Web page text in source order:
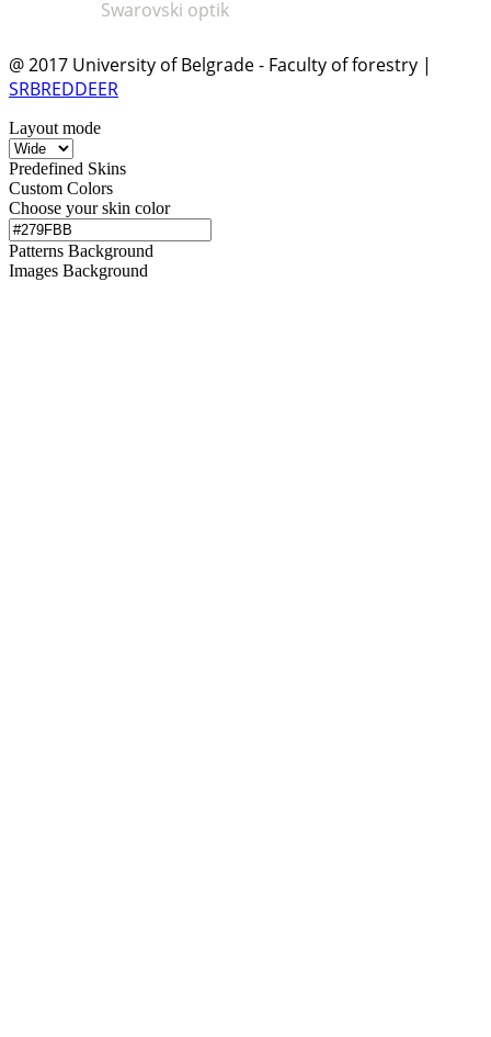
Swarovski optik
@ 2017 University of Belgrade - Faculty of forestry |
SRBREDDEER
Layout mode
Predefined Skins
Custom Colors
Choose your skin color
Patterns Background
Images Background